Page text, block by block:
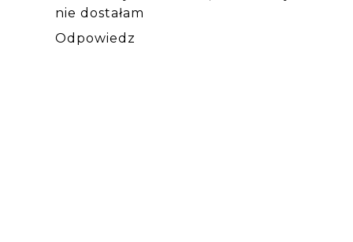
nie dostałam
Odpowiedz